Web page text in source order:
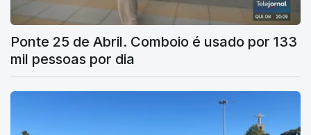
Ponte 25 de Abril. Comboio é usado por 133
mil pessoas por dia